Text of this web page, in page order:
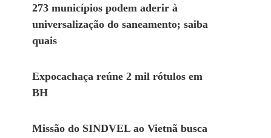
273 municípios podem aderir à
universalização do saneamento; saiba
quais
Expocachaça reúne 2 mil rótulos em
BH
Missão do SINDVEL ao Vietnã busca